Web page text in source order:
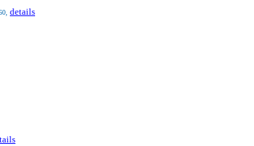
details